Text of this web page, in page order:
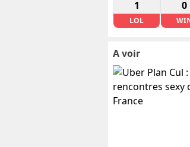
1
LOL
0
A voir